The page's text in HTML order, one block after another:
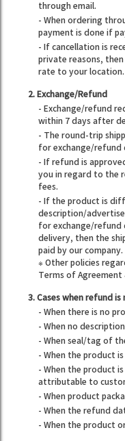
through email.
- When ordering
payment is done if
- If cancellation is
private reasons,
rate to your location.
2. Exchange/Refund
- Exchange/refund
within 7 days after
- The round-trip
for exchange/refund
- If refund is
you in regard to the
fees.
- If the product is
description/
for exchange/
delivery, then the
paid by our company.
※ Other policies
Terms of Agreement
3. Cases when refund is
- When there is no
- When no
- When seal/tag of
- When the product
- When the product
attributable to
- When product
- When the refund
- When the product